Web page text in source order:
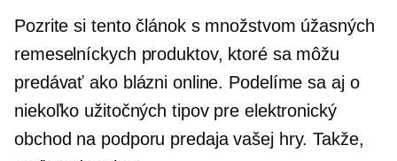
Pozrite si tento článok s množstvom úžasných
remeselníckych produktov, ktoré sa môžu
predávať ako blázni online. Podelíme sa aj o
niekoľko užitočných tipov pre elektronický
obchod na podporu predaja vašej hry. Takže,